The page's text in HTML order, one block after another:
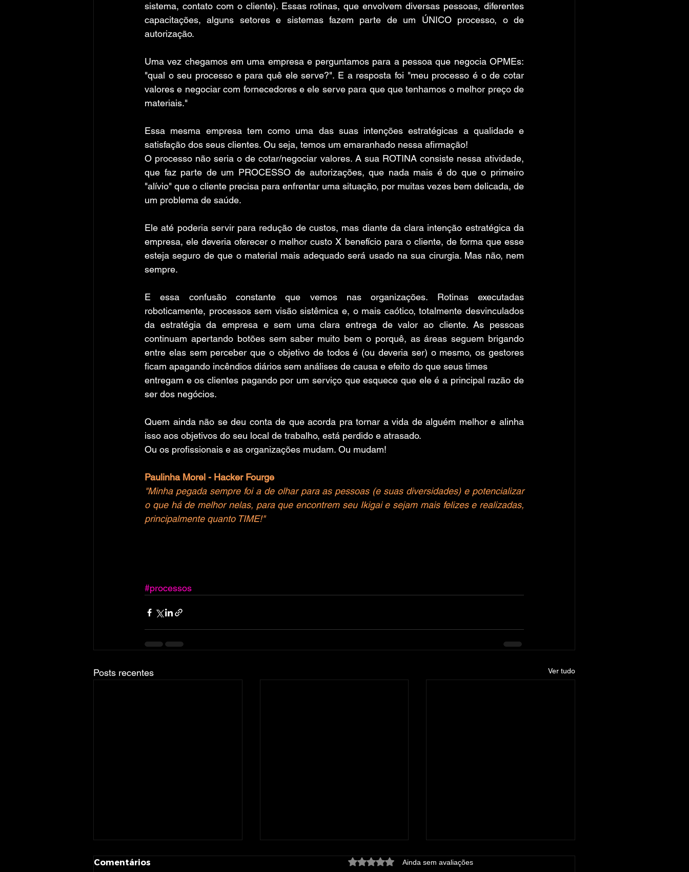
sistema, contato com o cliente). Essas rotinas, que envolvem diversas pessoas, diferentes
capacitações, alguns setores e sistemas fazem parte de um ÚNICO processo, o de
autorização.
Uma vez chegamos em uma empresa e perguntamos para a pessoa que negocia OPMEs:
"qual o seu processo e para quê ele serve?". E a resposta foi "meu processo é o de cotar
valores e negociar com fornecedores e ele serve para que que tenhamos o melhor preço de
materiais."
Essa mesma empresa tem como uma das suas intenções estratégicas a qualidade e
satisfação dos seus clientes. Ou seja, temos um emaranhado nessa afirmação!
O processo não seria o de cotar/negociar valores. A sua ROTINA consiste nessa atividade,
que faz parte de um PROCESSO de autorizações, que nada mais é do que o primeiro
"alívio" que o cliente precisa para enfrentar uma situação, por muitas vezes bem delicada, de
um problema de saúde.
Ele até poderia servir para redução de custos, mas diante da clara intenção estratégica da
empresa, ele deveria oferecer o melhor custo X benefício para o cliente, de forma que esse
esteja seguro de que o material mais adequado será usado na sua cirurgia. Mas não, nem
sempre.
E essa confusão constante que vemos nas organizações. Rotinas executadas
roboticamente, processos sem visão sistêmica e, o mais caótico, totalmente desvinculados
da estratégia da empresa e sem uma clara entrega de valor ao cliente. As pessoas
continuam apertando botões sem saber muito bem o porquê, as áreas seguem brigando
entre elas sem perceber que o objetivo de todos é (ou deveria ser) o mesmo, os gestores
ficam apagando incêndios diários sem análises de causa e efeito do que seus times
entregam e os clientes pagando por um serviço que esquece que ele é a principal razão de
ser dos negócios.
Quem ainda não se deu conta de que acorda pra tornar a vida de alguém melhor e alinha
isso aos objetivos do seu local de trabalho, está perdido e atrasado.
Ou os profissionais e as organizações mudam. Ou mudam!
Paulinha Morel - Hacker Fourge
"Minha pegada sempre foi a de olhar para as pessoas (e suas diversidades) e potencializar
o que há de melhor nelas, para que encontrem seu Ikigai e sejam mais felizes e realizadas,
principalmente quanto TIME!"
#processos
Posts recentes Ver tudo
Comentários Avaliado com 0 de 5 estrelas.
Ainda sem avaliações